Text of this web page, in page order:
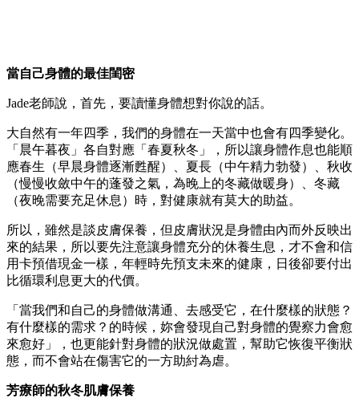
當自己身體的最佳閨密
Jade老師說，首先，要讀懂身體想對你說的話。
大自然有一年四季，我們的身體在一天當中也會有四季變化。
「晨午暮夜」各自對應「春夏秋冬」，所以讓身體作息也能順
應春生（早晨身體逐漸甦醒）、夏長（中午精力勃發）、秋收
（慢慢收斂中午的蓬發之氣，為晚上的冬藏做暖身）、冬藏
（夜晚需要充足休息）時，對健康就有莫大的助益。
所以，雖然是談皮膚保養，但皮膚狀況是身體由內而外反映出
來的結果，所以要先注意讓身體充分的休養生息，才不會和信
用卡預借現金一樣，年輕時先預支未來的健康，日後卻要付出
比循環利息更大的代價。
「當我們和自己的身體做溝通、去感受它，在什麼樣的狀態？
有什麼樣的需求？的時候，妳會發現自己對身體的覺察力會愈
來愈好」，也更能針對身體的狀況做處置，幫助它恢復平衡狀
態，而不會站在傷害它的一方助紂為虐。
芳療師的秋冬肌膚保養